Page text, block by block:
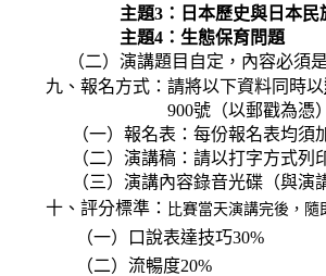
主題3 ：日本歷史與日本民
主題4 ：生態保育問題
（二） 演講題目自定，內容必須
九、報名方式：請將以下資料同時以
900號（以郵戳為憑）
（一）報名表：每份報名表均須
（二）演講稿： 請以打字方式列
（三）演講內容錄音光碟（與演
十、評分標準： 比賽當天演講完後，
（一）口說表達技巧30%
（二）流暢度20%